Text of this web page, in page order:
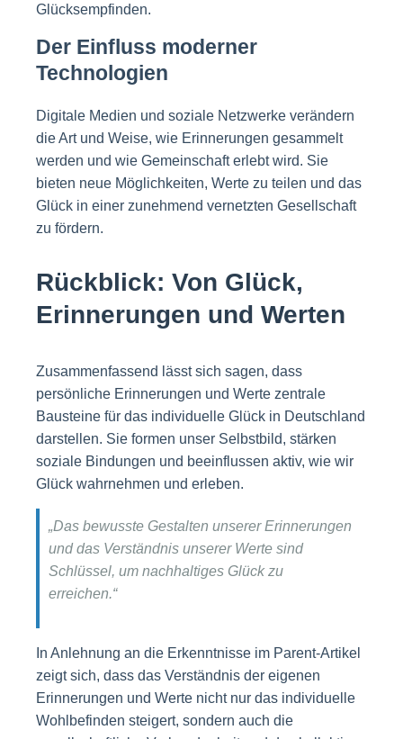
Glücksempfinden.
Der Einfluss moderner
Technologien
Digitale Medien und soziale Netzwerke verändern
die Art und Weise, wie Erinnerungen gesammelt
werden und wie Gemeinschaft erlebt wird. Sie
bieten neue Möglichkeiten, Werte zu teilen und das
Glück in einer zunehmend vernetzten Gesellschaft
zu fördern.
Rückblick: Von Glück,
Erinnerungen und Werten
Zusammenfassend lässt sich sagen, dass
persönliche Erinnerungen und Werte zentrale
Bausteine für das individuelle Glück in Deutschland
darstellen. Sie formen unser Selbstbild, stärken
soziale Bindungen und beeinflussen aktiv, wie wir
Glück wahrnehmen und erleben.
„Das bewusste Gestalten unserer Erinnerungen
und das Verständnis unserer Werte sind
Schlüssel, um nachhaltiges Glück zu
erreichen.“
In Anlehnung an die Erkenntnisse im Parent-Artikel
zeigt sich, dass das Verständnis der eigenen
Erinnerungen und Werte nicht nur das individuelle
Wohlbefinden steigert, sondern auch die